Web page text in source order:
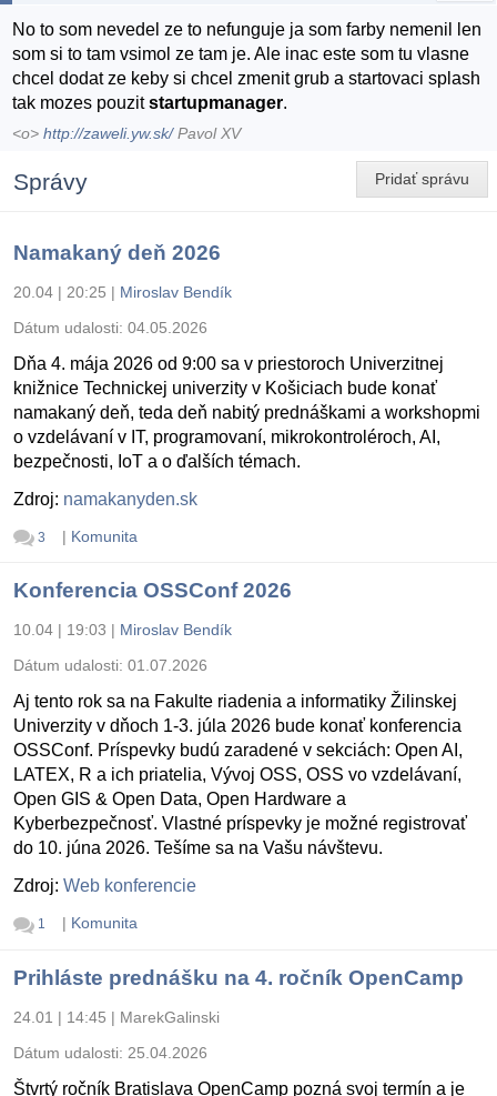
No to som nevedel ze to nefunguje ja som farby nemenil len
som si to tam vsimol ze tam je. Ale inac este som tu vlasne
chcel dodat ze keby si chcel zmenit grub a startovaci splash
tak mozes pouzitstartupmanager.
<o>http://zaweli.yw.sk/Pavol XV
Pridať správu
Správy
Namakaný deň 2026
20.04 | 20:25 | Miroslav Bendík
Dátum udalosti: 04.05.2026
Dňa 4. mája 2026 od 9:00 sa v priestoroch Univerzitnej
knižnice Technickej univerzity v Košiciach bude konať
namakaný deň, teda deň nabitý prednáškami a workshopmi
o vzdelávaní v IT, programovaní, mikrokontroléroch, AI,
bezpečnosti, IoT a o ďalších témach.
Zdroj: namakanyden.sk
3 | Komunita
Konferencia OSSConf 2026
10.04 | 19:03 | Miroslav Bendík
Dátum udalosti: 01.07.2026
Aj tento rok sa na Fakulte riadenia a informatiky Žilinskej
Univerzity v dňoch 1-3. júla 2026 bude konať konferencia
OSSConf. Príspevky budú zaradené v sekciách: Open AI,
LATEX, R a ich priatelia, Vývoj OSS, OSS vo vzdelávaní,
Open GIS & Open Data, Open Hardware a
Kyberbezpečnosť. Vlastné príspevky je možné registrovať
do 10. júna 2026. Tešíme sa na Vašu návštevu.
Zdroj: Web konferencie
1 | Komunita
Prihláste prednášku na 4. ročník OpenCamp
24.01 | 14:45 | MarekGalinski
Dátum udalosti: 25.04.2026
Štvrtý ročník Bratislava OpenCamp pozná svoj termín a je